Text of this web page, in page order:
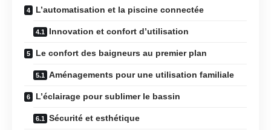
L’automatisation et la piscine connectée
Innovation et confort d’utilisation
Le confort des baigneurs au premier plan
Aménagements pour une utilisation familiale
L’éclairage pour sublimer le bassin
Sécurité et esthétique